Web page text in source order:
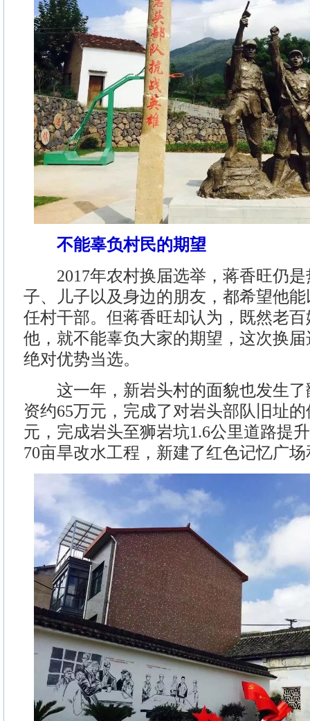
不能辜负村民的期望
2017年农村换届选举，蒋香旺仍是
子、儿子以及身边的朋友，都希望他
任村干部。但蒋香旺却认为，既然老
他，就不能辜负大家的期望，这次换
绝对优势当选。
这一年，新岩头村的面貌也发生了
资约65万元，完成了对岩头部队旧址
元，完成岩头至狮岩坑1.6公里道路提
70亩旱改水工程，新建了红色记忆广